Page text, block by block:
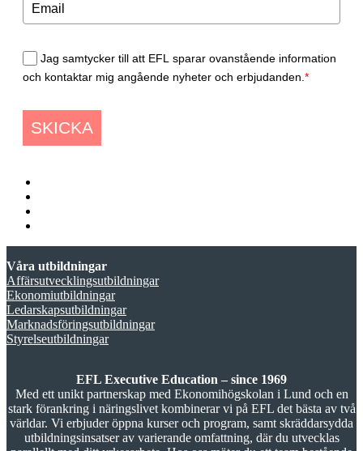
Jag samtycker till att EFL sparar ovanstående information
och kontaktar mig angående nyheter och erbjudanden.*
SKICKA
Våra utbildningar
Affärsutvecklingsutbildningar
Ekonomiutbildningar
Ledarskapsutbildningar
Marknadsföringsutbildningar
Styrelseutbildningar
EFL Executive Education – since 1969
Med ett unikt partnerskap med Ekonomihögskolan i Lund och en
stark förankring i näringslivet kombinerar vi på EFL det bästa av två
världar. Vi erbjuder öppna kurser och program, samt skräddarsydda
utbildningsinsatser av varierande omfattning, där du utvecklas